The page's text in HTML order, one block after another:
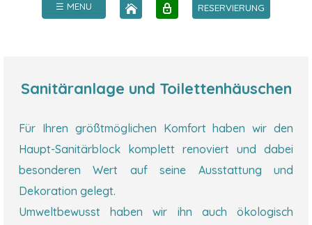
☰ MENU RESERVIERUNG
Sanitäranlage und Toilettenhäuschen
Für Ihren größtmöglichen Komfort haben wir den
Haupt-Sanitärblock komplett renoviert und dabei
besonderen Wert auf seine Ausstattung und
Dekoration gelegt.
Umweltbewusst haben wir ihn auch ökologisch